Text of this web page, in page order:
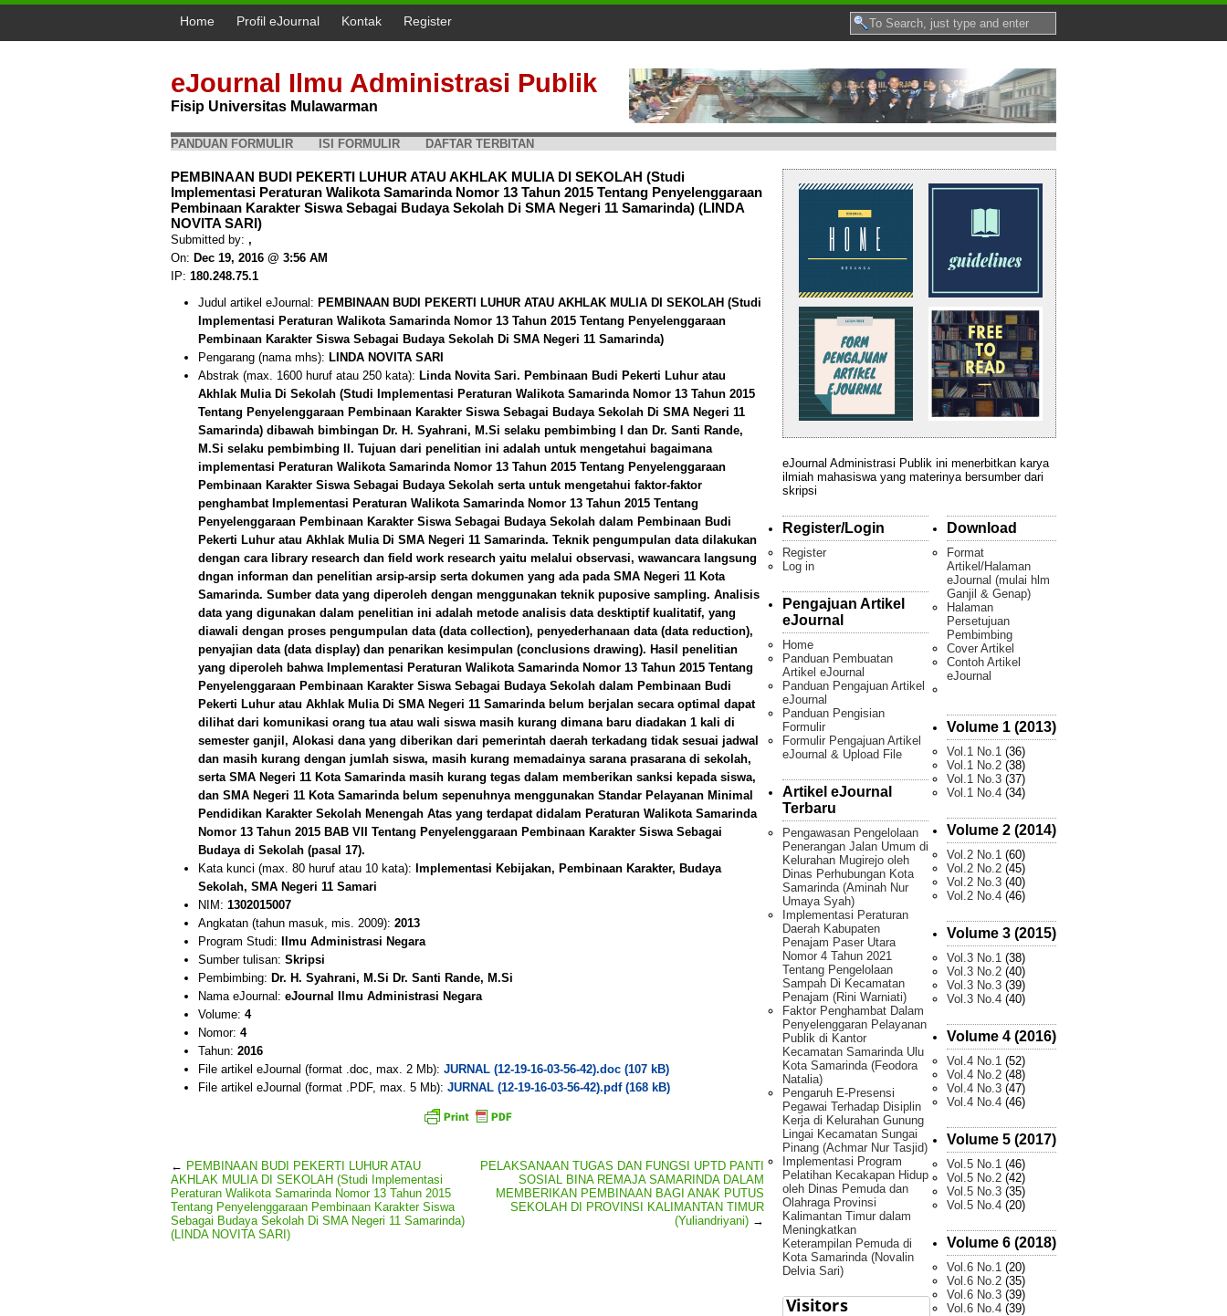
Home Profil eJournal Kontak Register
eJournal Ilmu Administrasi Publik
Fisip Universitas Mulawarman
PANDUAN FORMULIR ISI FORMULIR DAFTAR TERBITAN
PEMBINAAN BUDI PEKERTI LUHUR ATAU AKHLAK MULIA DI SEKOLAH (Studi
Implementasi Peraturan Walikota Samarinda Nomor 13 Tahun 2015 Tentang Penyelenggaraan
Pembinaan Karakter Siswa Sebagai Budaya Sekolah Di SMA Negeri 11 Samarinda) (LINDA
NOVITA SARI)
Submitted by: ,
On: Dec 19, 2016 @ 3:56 AM
IP: 180.248.75.1
Judul artikel eJournal: PEMBINAAN BUDI PEKERTI LUHUR ATAU AKHLAK MULIA DI SEKOLAH (Studi
Implementasi Peraturan Walikota Samarinda Nomor 13 Tahun 2015 Tentang Penyelenggaraan
Pembinaan Karakter Siswa Sebagai Budaya Sekolah Di SMA Negeri 11 Samarinda)
Pengarang (nama mhs): LINDA NOVITA SARI
Abstrak (max. 1600 huruf atau 250 kata): Linda Novita Sari. Pembinaan Budi Pekerti Luhur atau
Akhlak Mulia Di Sekolah (Studi Implementasi Peraturan Walikota Samarinda Nomor 13 Tahun 2015
Tentang Penyelenggaraan Pembinaan Karakter Siswa Sebagai Budaya Sekolah Di SMA Negeri 11
Samarinda) dibawah bimbingan Dr. H. Syahrani, M.Si selaku pembimbing I dan Dr. Santi Rande,
M.Si selaku pembimbing II. Tujuan dari penelitian ini adalah untuk mengetahui bagaimana
implementasi Peraturan Walikota Samarinda Nomor 13 Tahun 2015 Tentang Penyelenggaraan
Pembinaan Karakter Siswa Sebagai Budaya Sekolah serta untuk mengetahui faktor-faktor
penghambat Implementasi Peraturan Walikota Samarinda Nomor 13 Tahun 2015 Tentang
Penyelenggaraan Pembinaan Karakter Siswa Sebagai Budaya Sekolah dalam Pembinaan Budi
Pekerti Luhur atau Akhlak Mulia Di SMA Negeri 11 Samarinda. Teknik pengumpulan data dilakukan
dengan cara library research dan field work research yaitu melalui observasi, wawancara langsung
dngan informan dan penelitian arsip-arsip serta dokumen yang ada pada SMA Negeri 11 Kota
Samarinda. Sumber data yang diperoleh dengan menggunakan teknik puposive sampling. Analisis
data yang digunakan dalam penelitian ini adalah metode analisis data desktiptif kualitatif, yang
diawali dengan proses pengumpulan data (data collection), penyederhanaan data (data reduction),
penyajian data (data display) dan penarikan kesimpulan (conclusions drawing). Hasil penelitian
yang diperoleh bahwa Implementasi Peraturan Walikota Samarinda Nomor 13 Tahun 2015 Tentang
Penyelenggaraan Pembinaan Karakter Siswa Sebagai Budaya Sekolah dalam Pembinaan Budi
Pekerti Luhur atau Akhlak Mulia Di SMA Negeri 11 Samarinda belum berjalan secara optimal dapat
dilihat dari komunikasi orang tua atau wali siswa masih kurang dimana baru diadakan 1 kali di
semester ganjil, Alokasi dana yang diberikan dari pemerintah daerah terkadang tidak sesuai jadwal
dan masih kurang dengan jumlah siswa, masih kurang memadainya sarana prasarana di sekolah,
serta SMA Negeri 11 Kota Samarinda masih kurang tegas dalam memberikan sanksi kepada siswa,
dan SMA Negeri 11 Kota Samarinda belum sepenuhnya menggunakan Standar Pelayanan Minimal
Pendidikan Karakter Sekolah Menengah Atas yang terdapat didalam Peraturan Walikota Samarinda
Nomor 13 Tahun 2015 BAB VII Tentang Penyelenggaraan Pembinaan Karakter Siswa Sebagai
Budaya di Sekolah (pasal 17).
Kata kunci (max. 80 huruf atau 10 kata): Implementasi Kebijakan, Pembinaan Karakter, Budaya
Sekolah, SMA Negeri 11 Samari
NIM: 1302015007
Angkatan (tahun masuk, mis. 2009): 2013
Program Studi:
Ilmu Administrasi Negara
Sumber tulisan: Skripsi
Pembimbing: Dr. H. Syahrani, M.Si Dr. Santi Rande, M.Si
Nama eJournal: eJournal Ilmu Administrasi Negara
Volume: 4
Nomor: 4
Tahun: 2016
File artikel eJournal (format .doc, max. 2 Mb): JURNAL (12-19-16-03-56-42).doc (107 kB)
File artikel eJournal (format .PDF, max. 5 Mb): JURNAL (12-19-16-03-56-42).pdf (168 kB)
← PEMBINAAN BUDI PEKERTI LUHUR ATAU
AKHLAK MULIA DI SEKOLAH (Studi Implementasi
Peraturan Walikota Samarinda Nomor 13 Tahun 2015
Tentang Penyelenggaraan Pembinaan Karakter Siswa
Sebagai Budaya Sekolah Di SMA Negeri 11 Samarinda)
(LINDA NOVITA SARI)
PELAKSANAAN TUGAS DAN FUNGSI UPTD PANTI
SOSIAL BINA REMAJA SAMARINDA DALAM
MEMBERIKAN PEMBINAAN BAGI ANAK PUTUS
SEKOLAH DI PROVINSI KALIMANTAN TIMUR
(Yuliandriyani) →
eJournal Administrasi Publik ini menerbitkan karya
ilmiah mahasiswa yang materinya bersumber dari
skripsi
Register/Login
Register
Log in
Pengajuan Artikel
eJournal
Home
Panduan Pembuatan
Artikel eJournal
Panduan Pengajuan Artikel
eJournal
Panduan Pengisian
Formulir
Formulir Pengajuan Artikel
eJournal & Upload File
Artikel eJournal
Terbaru
Pengawasan Pengelolaan
Penerangan Jalan Umum di
Kelurahan Mugirejo oleh
Dinas Perhubungan Kota
Samarinda (Aminah Nur
Umaya Syah)
Implementasi Peraturan
Daerah Kabupaten
Penajam Paser Utara
Nomor 4 Tahun 2021
Tentang Pengelolaan
Sampah Di Kecamatan
Penajam (Rini Warniati)
Faktor Penghambat Dalam
Penyelenggaran Pelayanan
Publik di Kantor
Kecamatan Samarinda Ulu
Kota Samarinda (Feodora
Natalia)
Pengaruh E-Presensi
Pegawai Terhadap Disiplin
Kerja di Kelurahan Gunung
Lingai Kecamatan Sungai
Pinang (Achmar Nur Tasjid)
Implementasi Program
Pelatihan Kecakapan Hidup
oleh Dinas Pemuda dan
Olahraga Provinsi
Kalimantan Timur dalam
Meningkatkan
Keterampilan Pemuda di
Kota Samarinda (Novalin
Delvia Sari)
Download
Format
Artikel/Halaman
eJournal (mulai hlm
Ganjil & Genap)
Halaman
Persetujuan
Pembimbing
Cover Artikel
Contoh Artikel
eJournal
Volume 1 (2013)
Vol.1 No.1 (36)
Vol.1 No.2 (38)
Vol.1 No.3 (37)
Vol.1 No.4 (34)
Volume 2 (2014)
Vol.2 No.1 (60)
Vol.2 No.2 (45)
Vol.2 No.3 (40)
Vol.2 No.4 (46)
Volume 3 (2015)
Vol.3 No.1 (38)
Vol.3 No.2 (40)
Vol.3 No.3 (39)
Vol.3 No.4 (40)
Volume 4 (2016)
Vol.4 No.1 (52)
Vol.4 No.2 (48)
Vol.4 No.3 (47)
Vol.4 No.4 (46)
Volume 5 (2017)
Vol.5 No.1 (46)
Vol.5 No.2 (42)
Vol.5 No.3 (35)
Vol.5 No.4 (20)
Volume 6 (2018)
Vol.6 No.1 (20)
Vol.6 No.2 (35)
Vol.6 No.3 (39)
Vol.6 No.4 (39)